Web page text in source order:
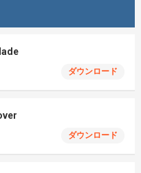
ダウンロード
ダウンロード